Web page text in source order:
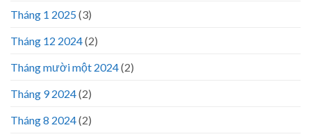
Tháng 1 2025(3)
Tháng 12 2024(2)
Tháng mười một 2024(2)
Tháng 9 2024(2)
Tháng 8 2024(2)